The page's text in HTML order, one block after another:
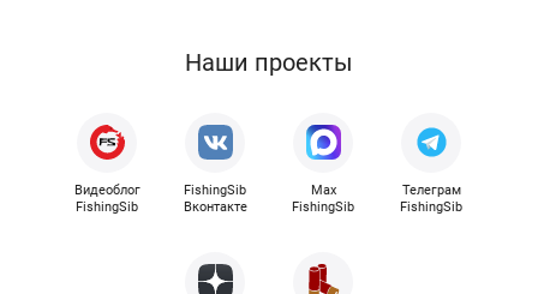
Наши проекты
Видеоблог
FishingSib
FishingSib
Вконтакте
Max
FishingSib
Телеграм
FishingSib